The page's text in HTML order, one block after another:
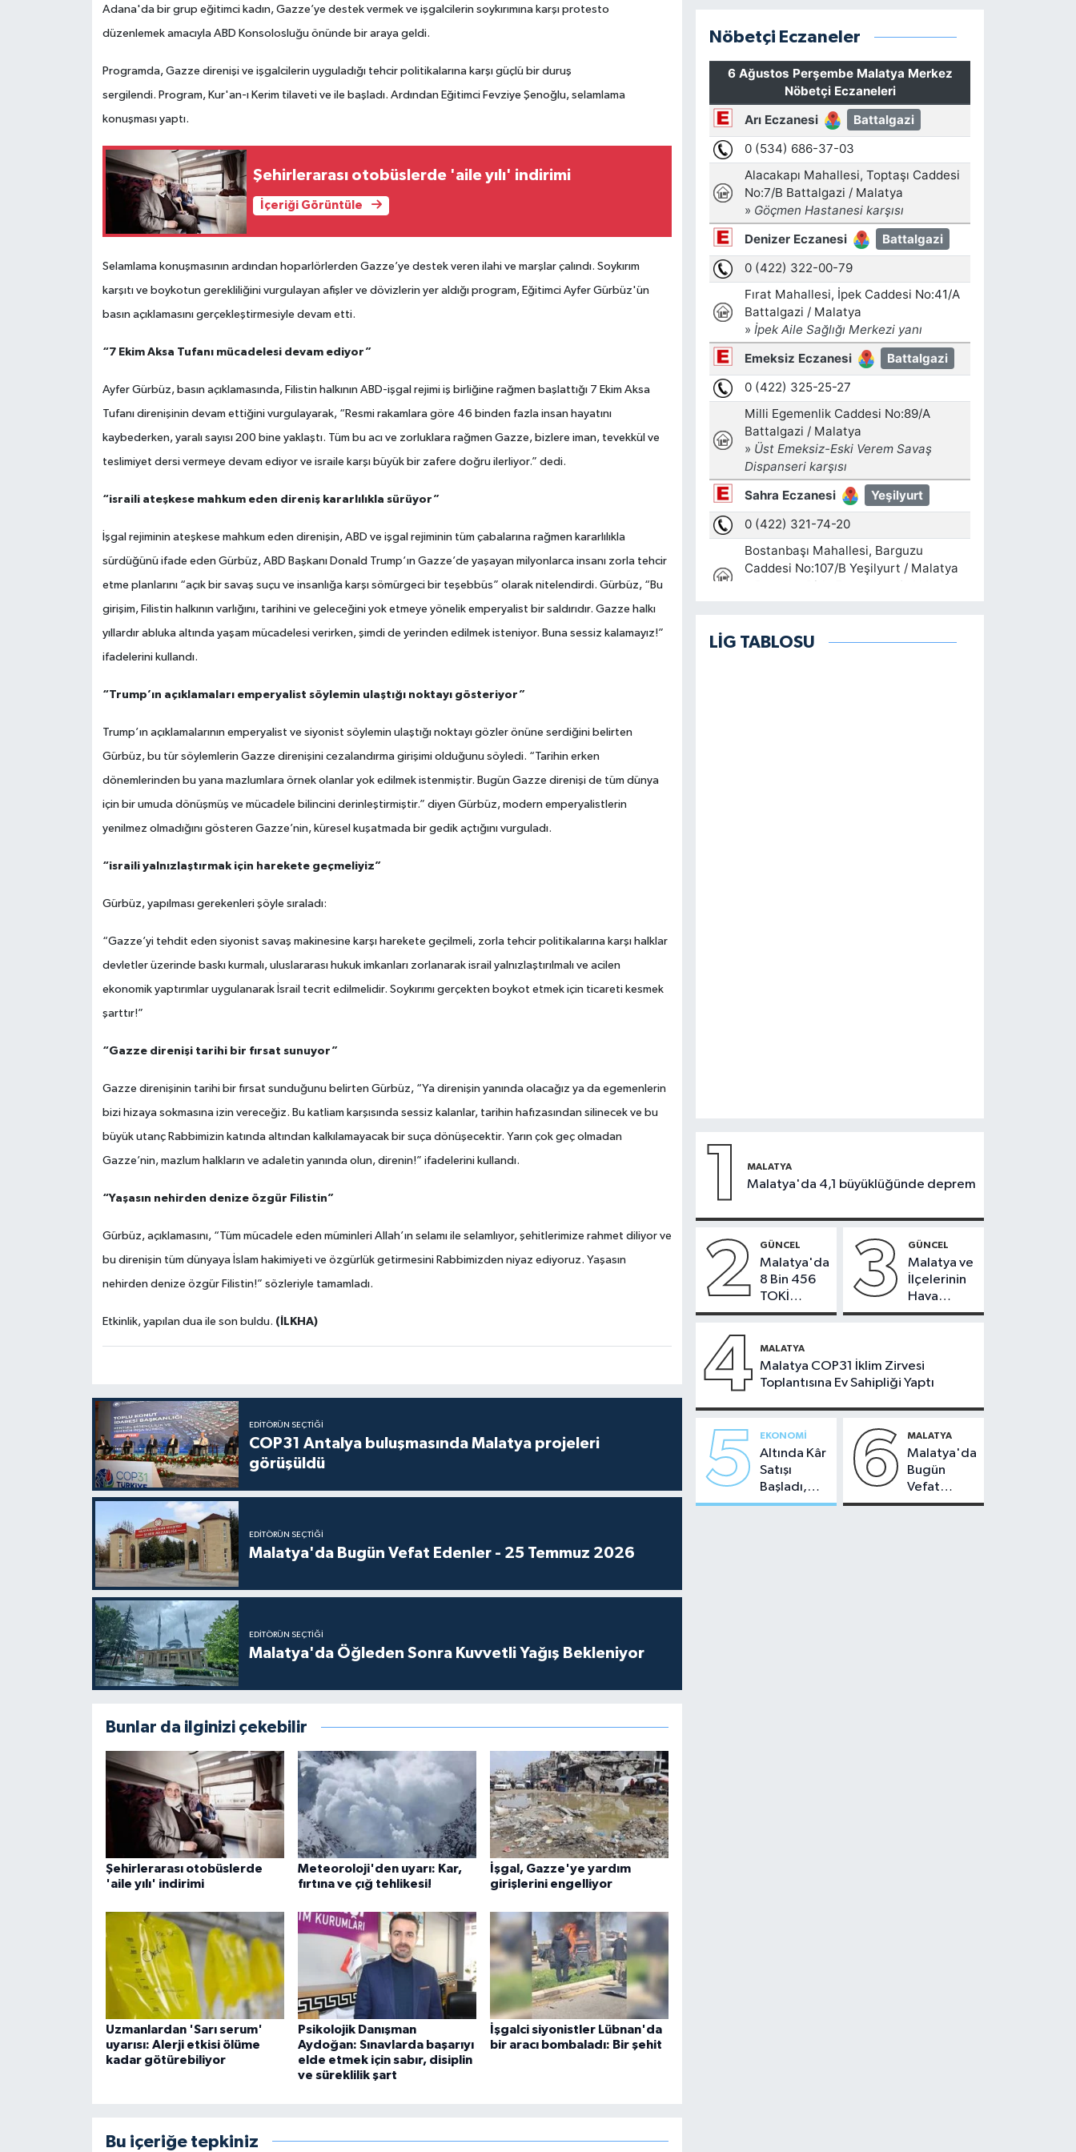
Adana'da bir grup eğitimci kadın, Gazze’ye destek vermek ve işgalcilerin soykırımına karşı protesto
düzenlemek amacıyla ABD Konsolosluğu önünde bir araya geldi.
Programda, Gazze direnişi ve işgalcilerin uyguladığı tehcir politikalarına karşı güçlü bir duruş
sergilendi. Program, Kur'an-ı Kerim tilaveti ve ile başladı. Ardından Eğitimci Fevziye Şenoğlu, selamlama
konuşması yaptı.
Şehirlerarası otobüslerde 'aile yılı' indirimi
İçeriği Görüntüle
Selamlama konuşmasının ardından hoparlörlerden Gazze’ye destek veren ilahi ve marşlar çalındı. Soykırım
karşıtı ve boykotun gerekliliğini vurgulayan afişler ve dövizlerin yer aldığı program, Eğitimci Ayfer Gürbüz'ün
basın açıklamasını gerçekleştirmesiyle devam etti.
“7 Ekim Aksa Tufanı mücadelesi devam ediyor”
Ayfer Gürbüz, basın açıklamasında, Filistin halkının ABD-işgal rejimi iş birliğine rağmen başlattığı 7 Ekim Aksa
Tufanı direnişinin devam ettiğini vurgulayarak, “Resmi rakamlara göre 46 binden fazla insan hayatını
kaybederken, yaralı sayısı 200 bine yaklaştı. Tüm bu acı ve zorluklara rağmen Gazze, bizlere iman, tevekkül ve
teslimiyet dersi vermeye devam ediyor ve israile karşı büyük bir zafere doğru ilerliyor.” dedi.
“israili ateşkese mahkum eden direniş kararlılıkla sürüyor”
İşgal rejiminin ateşkese mahkum eden direnişin, ABD ve işgal rejiminin tüm çabalarına rağmen kararlılıkla
sürdüğünü ifade eden Gürbüz, ABD Başkanı Donald Trump’ın Gazze’de yaşayan milyonlarca insanı zorla tehcir
etme planlarını “açık bir savaş suçu ve insanlığa karşı sömürgeci bir teşebbüs” olarak nitelendirdi. Gürbüz, “Bu
girişim, Filistin halkının varlığını, tarihini ve geleceğini yok etmeye yönelik emperyalist bir saldırıdır. Gazze halkı
yıllardır abluka altında yaşam mücadelesi verirken, şimdi de yerinden edilmek isteniyor. Buna sessiz kalamayız!”
ifadelerini kullandı.
“Trump’ın açıklamaları emperyalist söylemin ulaştığı noktayı gösteriyor”
Trump’ın açıklamalarının emperyalist ve siyonist söylemin ulaştığı noktayı gözler önüne serdiğini belirten
Gürbüz, bu tür söylemlerin Gazze direnişini cezalandırma girişimi olduğunu söyledi. “Tarihin erken
dönemlerinden bu yana mazlumlara örnek olanlar yok edilmek istenmiştir. Bugün Gazze direnişi de tüm dünya
için bir umuda dönüşmüş ve mücadele bilincini derinleştirmiştir.” diyen Gürbüz, modern emperyalistlerin
yenilmez olmadığını gösteren Gazze’nin, küresel kuşatmada bir gedik açtığını vurguladı.
“israili yalnızlaştırmak için harekete geçmeliyiz”
Gürbüz, yapılması gerekenleri şöyle sıraladı:
“Gazze’yi tehdit eden siyonist savaş makinesine karşı harekete geçilmeli, zorla tehcir politikalarına karşı halklar
devletler üzerinde baskı kurmalı, uluslararası hukuk imkanları zorlanarak israil yalnızlaştırılmalı ve acilen
ekonomik yaptırımlar uygulanarak İsrail tecrit edilmelidir. Soykırımı gerçekten boykot etmek için ticareti kesmek
şarttır!”
“Gazze direnişi tarihi bir fırsat sunuyor”
Gazze direnişinin tarihi bir fırsat sunduğunu belirten Gürbüz, “Ya direnişin yanında olacağız ya da egemenlerin
bizi hizaya sokmasına izin vereceğiz. Bu katliam karşısında sessiz kalanlar, tarihin hafızasından silinecek ve bu
büyük utanç Rabbimizin katında altından kalkılamayacak bir suça dönüşecektir. Yarın çok geç olmadan
Gazze’nin, mazlum halkların ve adaletin yanında olun, direnin!” ifadelerini kullandı.
“Yaşasın nehirden denize özgür Filistin”
Gürbüz, açıklamasını, “Tüm mücadele eden müminleri Allah’ın selamı ile selamlıyor, şehitlerimize rahmet diliyor ve
bu direnişin tüm dünyaya İslam hakimiyeti ve özgürlük getirmesini Rabbimizden niyaz ediyoruz. Yaşasın
nehirden denize özgür Filistin!” sözleriyle tamamladı.
Etkinlik, yapılan dua ile son buldu. (İLKHA)
EDITÖRÜN SEÇTIĞI
COP31 Antalya buluşmasında Malatya projeleri
görüşüldü
EDITÖRÜN SEÇTIĞI
Malatya'da Bugün Vefat Edenler - 25 Temmuz 2026
EDITÖRÜN SEÇTIĞI
Malatya'da Öğleden Sonra Kuvvetli Yağış Bekleniyor
Bunlar da ilginizi çekebilir
Şehirlerarası otobüslerde
'aile yılı' indirimi
Meteoroloji'den uyarı: Kar,
fırtına ve çığ tehlikesi!
İşgal, Gazze'ye yardım
girişlerini engelliyor
Uzmanlardan 'Sarı serum'
uyarısı: Alerji etkisi ölüme
kadar götürebiliyor
Psikolojik Danışman
Aydoğan: Sınavlarda başarıyı
elde etmek için sabır, disiplin
ve süreklilik şart
İşgalci siyonistler Lübnan'da
bir aracı bombaladı: Bir şehit
Bu içeriğe tepkiniz
Nöbetçi Eczaneler
LİG TABLOSU
1 MALATYA
Malatya'da 4,1 büyüklüğünde deprem
2 GÜNCEL
Malatya'da
8 Bin 456
TOKİ
Konutunun
Bugün
Çekiliyor
3 GÜNCEL
Malatya ve
İlçelerinin
Hava
Durumu -
2026
4 MALATYA
Malatya COP31 İklim Zirvesi
Toplantısına Ev Sahipliği Yaptı
5 EKONOMI
Altında Kâr
Satışı
Başladı,
Malatya'da
6 MALATYA
Malatya'da
Bugün
Vefat
Edenler -